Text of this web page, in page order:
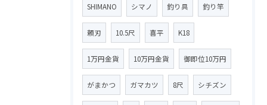
SHIMANO シマノ 釣り具 釣り竿
頼刃 10.5尺 喜平 K18
1万円金貨 10万円金貨 御即位10万円
がまかつ ガマカツ 8尺 シチズン